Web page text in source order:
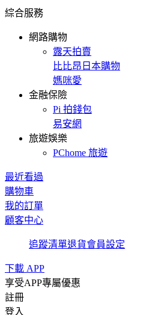
綜合服務
網路購物
露天拍賣
比比昂日本購物
媽咪愛
金融保險
Pi 拍錢包
易安網
旅遊娛樂
PChome 旅遊
最近看過
購物車
我的訂單
顧客中心
追蹤清單退貨會員設定
下載 APP
享受APP專屬優惠
註冊
登入